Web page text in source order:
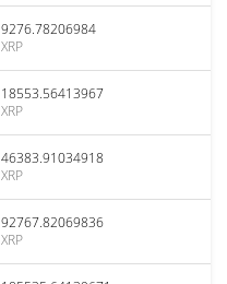
9276.78206984
XRP
18553.56413967
XRP
46383.91034918
XRP
92767.82069836
XRP